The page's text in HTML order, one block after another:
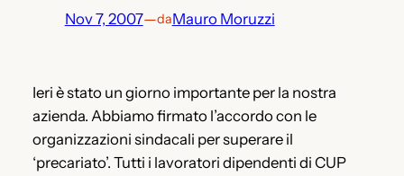
Nov 7, 2007—daMauro Moruzzi
Ieri è stato un giorno importante per la nostra
azienda. Abbiamo firmato l’accordo con le
organizzazioni sindacali per superare il
‘precariato’. Tutti i lavoratori dipendenti di CUP